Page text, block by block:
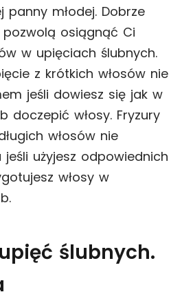
panny młodej. Dobrze
pozwolą osiągnąć Ci
w upięciach ślubnych.
z krótkich włosów nie
jeśli dowiesz się jak w
doczepić włosy. Fryzury
włosów nie
użyjesz odpowiednich
włosy w
ślubnych.